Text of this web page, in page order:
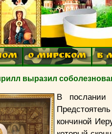
О МИРСКОМ В
выразил
В послании
кончиной